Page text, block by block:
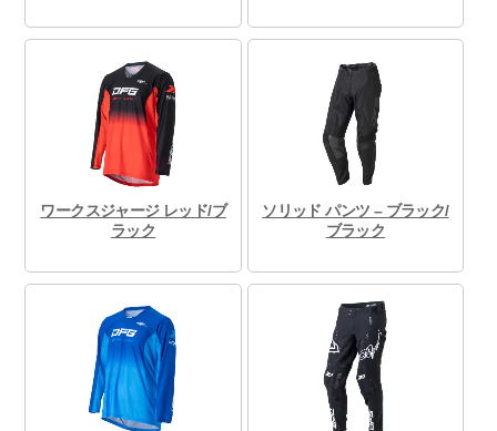
ワークスジャージ レッド/ブ
ラック
ソリッド パンツ – ブラック/
ブラック